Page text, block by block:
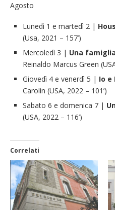
Agosto
Lunedì 1 e martedì 2 |
(Usa, 2021 – 157’)
Mercoledì 3 | Una
Reinaldo Marcus Green
Giovedì 4 e venerdì 5 | Io e
Carolin (USA, 2022 – 101’)
Sabato 6 e domenica 7 |
(USA, 2022 – 116’)
Correlati